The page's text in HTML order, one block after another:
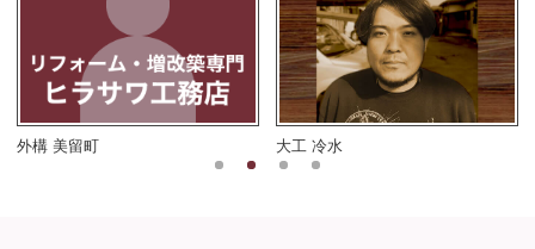
外構 美留町 大工 冷水